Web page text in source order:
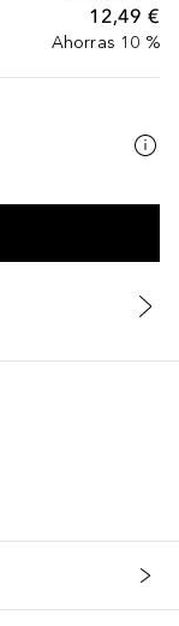
12,49 €
Ahorras 10 %